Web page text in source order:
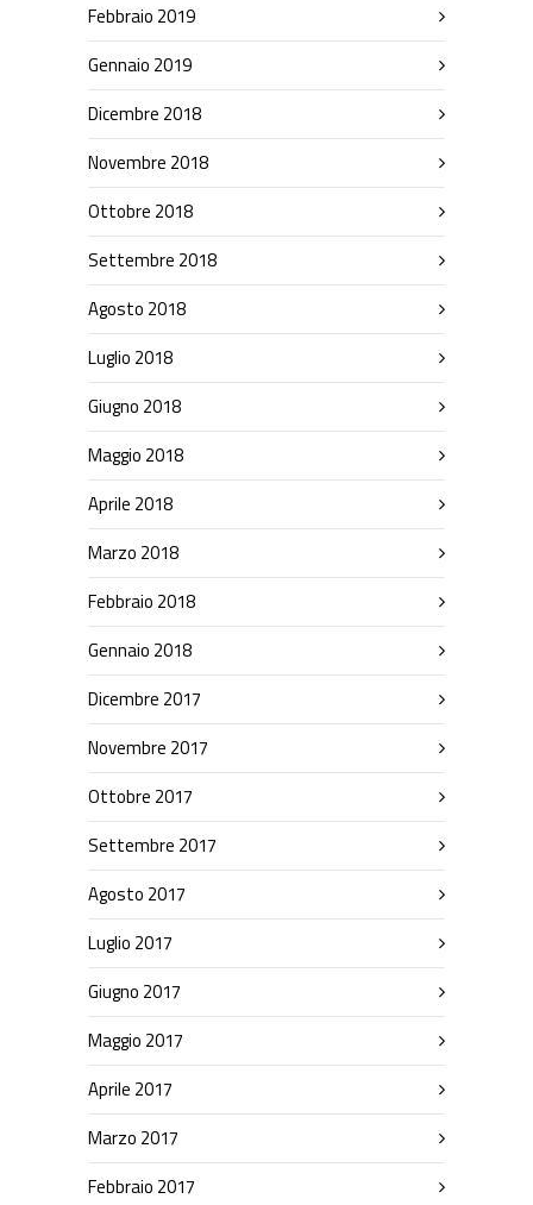
Febbraio 2019
Gennaio 2019
Dicembre 2018
Novembre 2018
Ottobre 2018
Settembre 2018
Agosto 2018
Luglio 2018
Giugno 2018
Maggio 2018
Aprile 2018
Marzo 2018
Febbraio 2018
Gennaio 2018
Dicembre 2017
Novembre 2017
Ottobre 2017
Settembre 2017
Agosto 2017
Luglio 2017
Giugno 2017
Maggio 2017
Aprile 2017
Marzo 2017
Febbraio 2017